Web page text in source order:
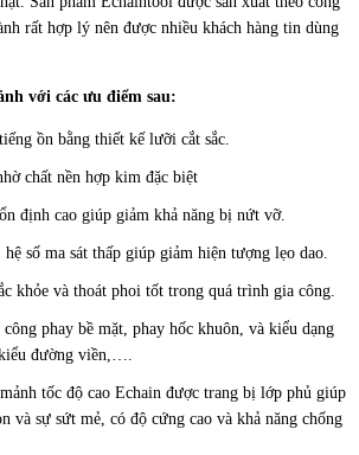
rất hợp lý nên được nhiều khách hàng tin dùng
với các ưu điểm sau:
ồn bằng thiết kế lưỡi cắt sắc.
chất nền hợp kim đặc biệt
định cao giúp giảm khả năng bị nứt vỡ.
số ma sát thấp giúp giảm hiện tượng lẹo dao.
khỏe và thoát phoi tốt trong quá trình gia công.
phay bề mặt, phay hốc khuôn, và kiểu dạng
đường viền,….
tốc độ cao Echain được trang bị lớp phủ giúp
và sự sứt mẻ, có độ cứng cao và khả năng chống